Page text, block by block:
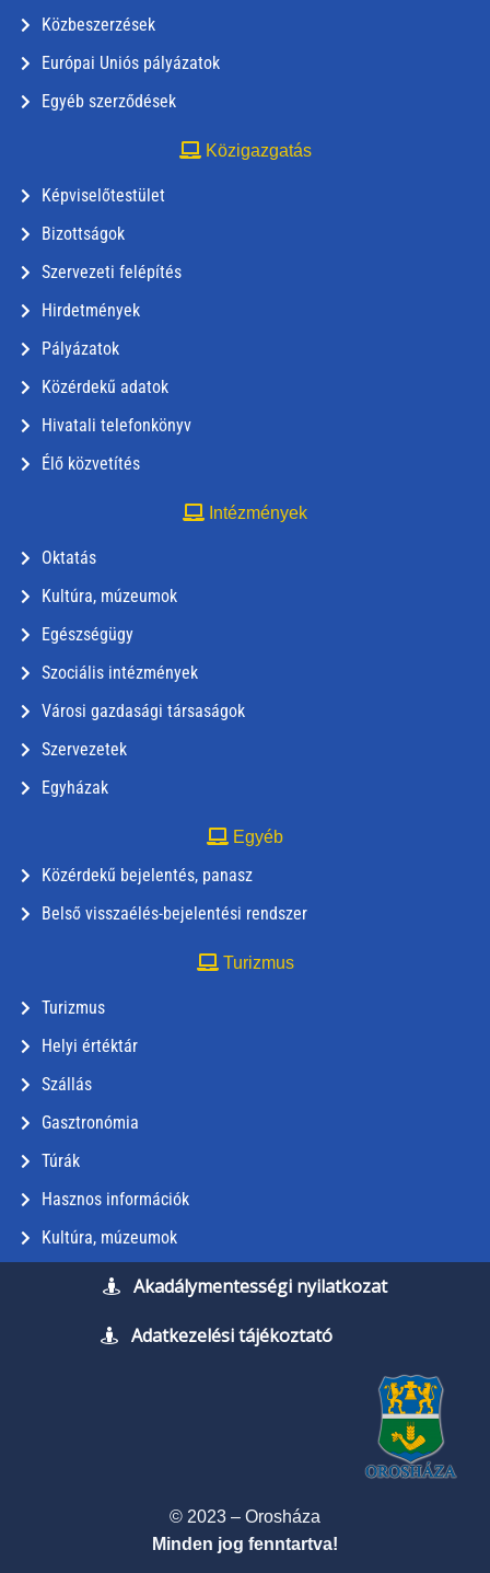
Közbeszerzések
Európai Uniós pályázatok
Egyéb szerződések
Közigazgatás
Képviselőtestület
Bizottságok
Szervezeti felépítés
Hirdetmények
Pályázatok
Közérdekű adatok
Hivatali telefonkönyv
Élő közvetítés
Intézmények
Oktatás
Kultúra, múzeumok
Egészségügy
Szociális intézmények
Városi gazdasági társaságok
Szervezetek
Egyházak
Egyéb
Közérdekű bejelentés, panasz
Belső visszaélés-bejelentési rendszer
Turizmus
Turizmus
Helyi értéktár
Szállás
Gasztronómia
Túrák
Hasznos információk
Kultúra, múzeumok
Akadálymentességi nyilatkozat
Adatkezelési tájékoztató
© 2023 – Orosháza
Minden jog fenntartva!